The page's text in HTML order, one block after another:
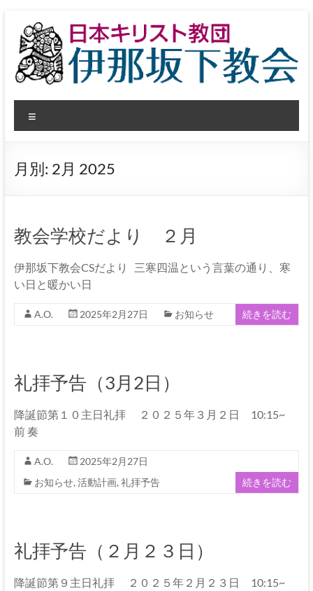
ス
ッ
日
本
キ
リ
ト
教
団
伊
坂
下
教
会
イ
リ
ス
ト
ニ
ー
月別: 2月 2025
教会学校だより ２月
伊那坂下教会CSだより 三寒四温という言葉の通り、寒
い日と暖かい日
A.O. 2025年2月27日 お知らせ 続きを読む
礼拝予告（3月2日）
降誕節第１０主日礼拝 ２０２５年３月２日 10:15~
前 奏
A.O.
2025年2月27日
お知らせ, 活動計画, 礼拝予告 続きを読む
礼拝予告（２月２３日）
降誕節第９主日礼拝 ２０２５年２月２３日 10:15~